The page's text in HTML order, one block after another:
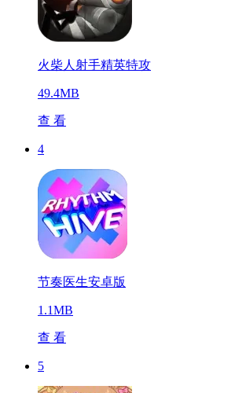
火柴人射手精英特攻
49.4MB
查 看
4
节奏医生安卓版
1.1MB
查 看
5